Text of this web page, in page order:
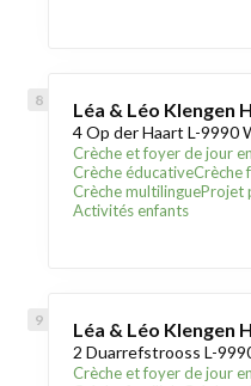
Léa & Léo Klengen
4 Op der Haart L-9990
Crèche et foyer de jour
Crèche éducativeCrèche
Crèche multilingueProjet
Activités enfants
Léa & Léo Klengen
2 Duarrefstrooss L-
Crèche et foyer de jour